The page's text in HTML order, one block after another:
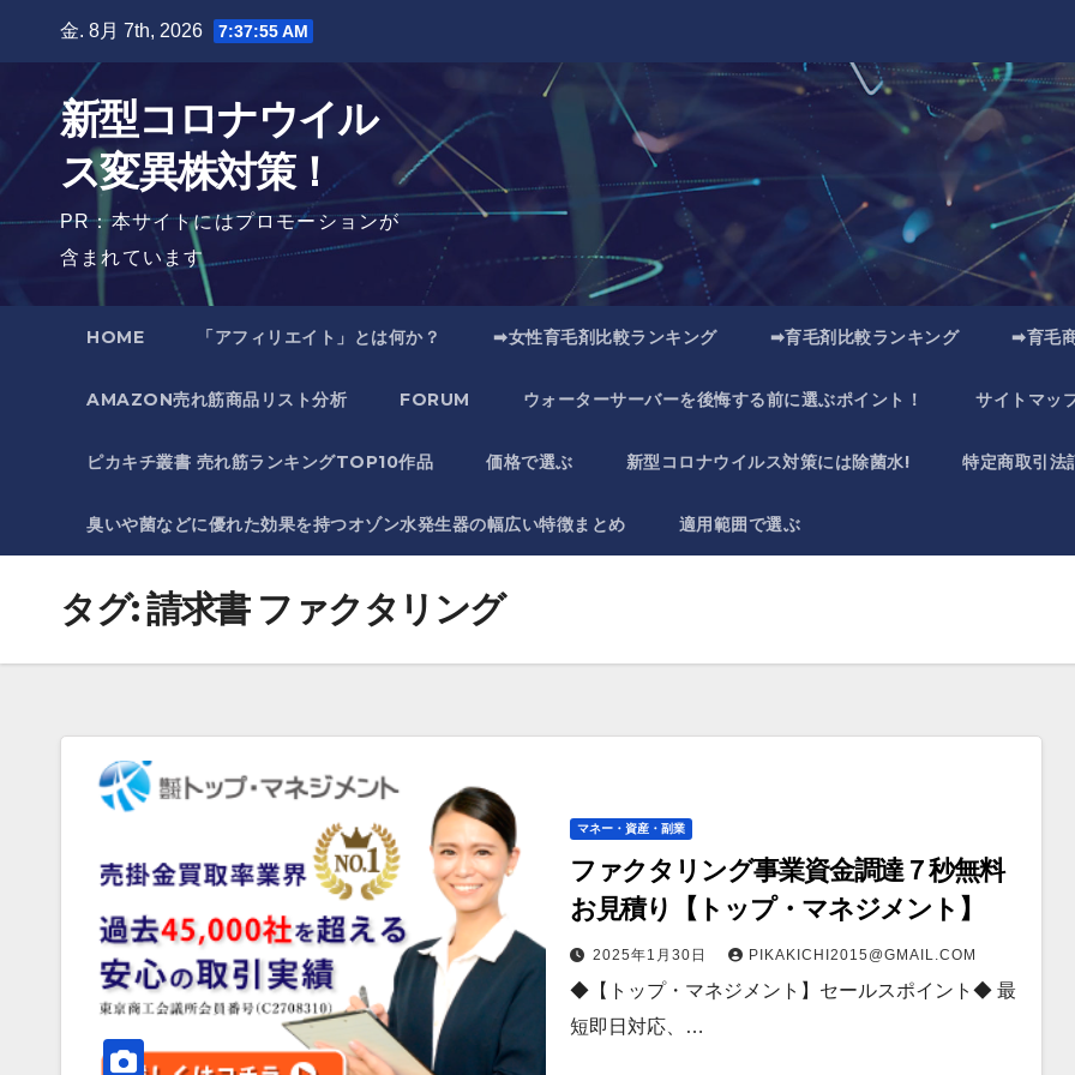
金. 8月 7th, 2026 7:37:56 AM
新型コロナウイル
ス変異株対策！
PR：本サイトにはプロモーションが
含まれています
HOME 「アフィリエイト」とは何か？ ➡女性育毛剤比較ランキング ➡育毛剤比較ランキング ➡育毛
AMAZON売れ筋商品リスト分析 FORUM ウォーターサーバーを後悔する前に選ぶポイント！ サイトマッ
ピカキチ叢書 売れ筋ランキングTOP10作品 価格で選ぶ 新型コロナウイルス対策には除菌水! 特定商取引法
臭いや菌などに優れた効果を持つオゾン水発生器の幅広い特徴まとめ 適用範囲で選ぶ
タグ:請求書 ファクタリング
マネー・資産・副業
ファクタリング事業資金調達７秒無料
お見積り【トップ・マネジメント】
2025年1月30日 PIKAKICHI2015@GMAIL.COM
◆【トップ・マネジメント】セールスポイント◆ 最
短即日対応、…